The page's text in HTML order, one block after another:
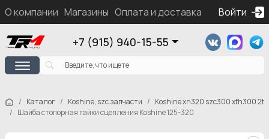
О компании Магазины Оплата и доставка Контакты
Войти
+7 (915) 940-15-55
Каталог Koshine, szc запчасти
Koshine xn320 szc300 xfh300 2t
Шайба стопорная гайки сцепления Koshine 125-320